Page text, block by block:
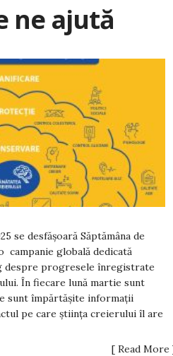
ne ajută
se desfășoară Săptămâna de
campanie globală dedicată
despre progresele înregistrate
În fiecare lună martie sunt
sunt împărtășite informații
pe care știința creierului îl are
[ Read More